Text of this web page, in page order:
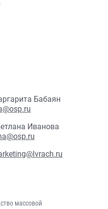
Бабаян
Иванова
массовой